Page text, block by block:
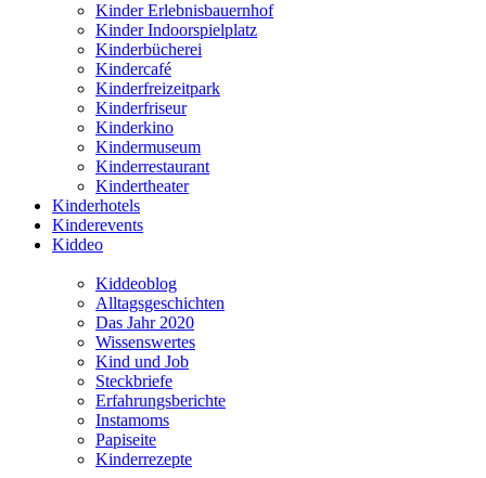
Kinder Erlebnisbauernhof
Kinder Indoorspielplatz
Kinderbücherei
Kindercafé
Kinderfreizeitpark
Kinderfriseur
Kinderkino
Kindermuseum
Kinderrestaurant
Kindertheater
Kinderhotels
Kinderevents
Kiddeo
Kiddeoblog
Alltagsgeschichten
Das Jahr 2020
Wissenswertes
Kind und Job
Steckbriefe
Erfahrungsberichte
Instamoms
Papiseite
Kinderrezepte